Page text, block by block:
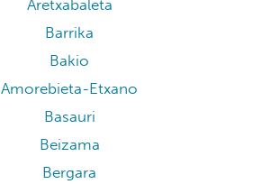
Aretxabaleta
Barrika
Bakio
Amorebieta-Etxano
Basauri
Beizama
Bergara